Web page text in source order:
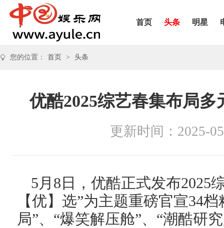
首页 头条 明星
您的位置： 首页 > 头条
优酷2025综艺春集布局
更新时间：2025-
5月8日，优酷正式发布2025
【优】选”为主题重磅官宣34
局”、“爆笑解压舱”、“潮酷研